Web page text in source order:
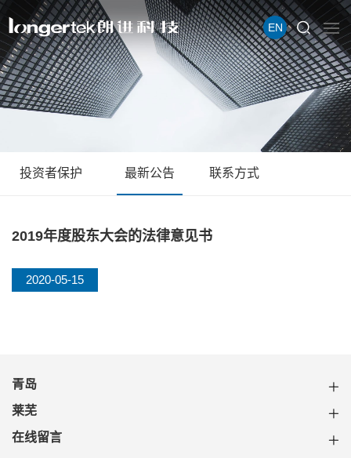
EN
投资者保护 最新公告 联系方式
2019年度股东大会的法律意见书
2020-05-15
青岛
莱芜
在线留言